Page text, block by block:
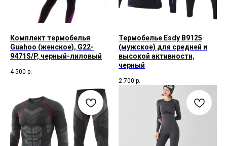
Комплект термобелья
Guahoo (женское), G22-
9471S/P, черный-лиловый
4 500 р.
Термобелье Esdy B9125
(мужское) для средней и
высокой активности,
черный
2 700 р.